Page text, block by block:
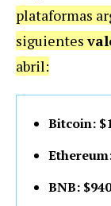
plataformas
siguientes
abril:
Bitcoin:
BNB: